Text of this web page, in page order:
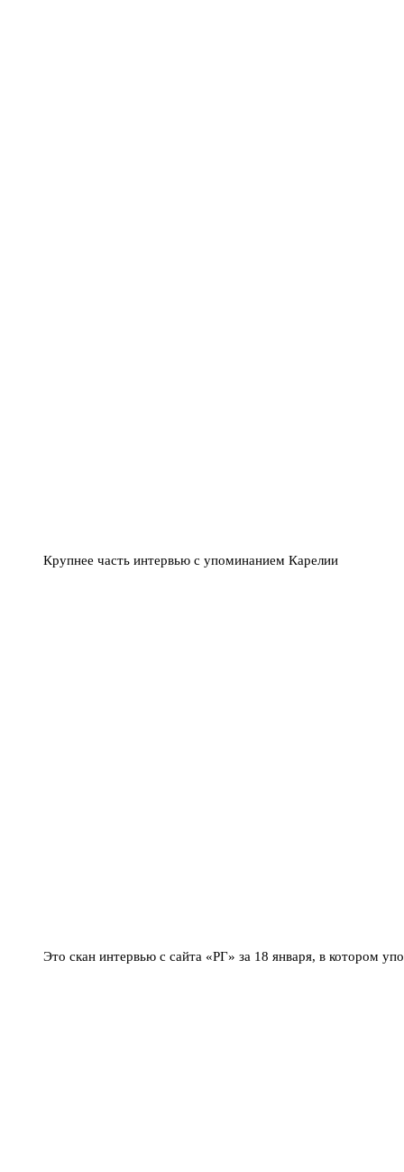
Крупнее часть интервью с упоминанием Карелии
Это скан интервью с сайта «РГ» за 18 января, в котором